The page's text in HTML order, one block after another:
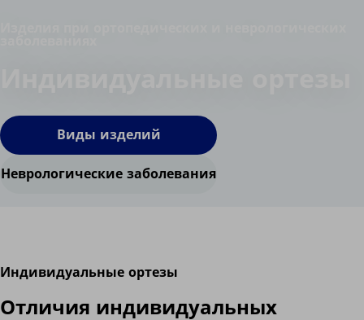
Виды изделий
Неврологические заболевания
Индивидуальные ортезы
Отличия индивидуальных